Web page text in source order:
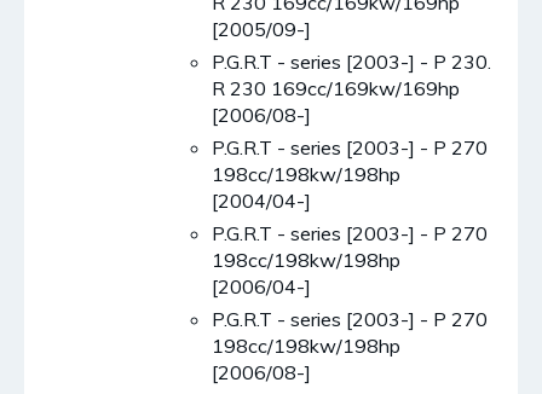
[2005/09-]
P.G.R.T - series [2003-] - P 230.
R 230 169cc/169kw/169hp
[2006/08-]
P.G.R.T - series [2003-] - P 270
198cc/198kw/198hp
[2004/04-]
P.G.R.T - series [2003-] - P 270
198cc/198kw/198hp
[2006/04-]
P.G.R.T - series [2003-] - P 270
198cc/198kw/198hp
[2006/08-]